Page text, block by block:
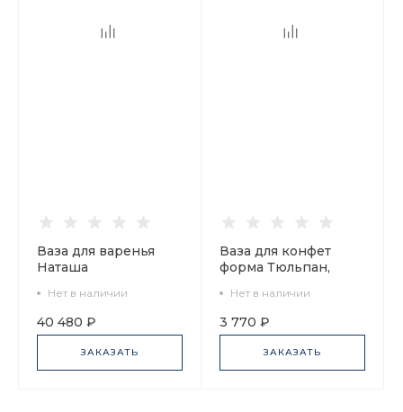
Ваза для варенья
Наташа
бабочки арт.
80.01359.00.1
Нет в наличии
40 480 ₽
ЗАКАЗАТЬ
Ваза для конфет
форма Тюльпан,
арт 80.50209.00.1
Нет в наличии
3 770 ₽
ЗАКАЗАТЬ